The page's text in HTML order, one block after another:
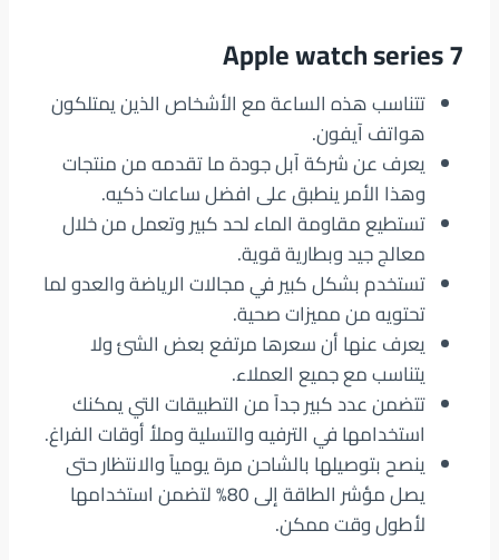
Apple watch series 7
تتناسب هذه الساعة مع الأشخاص الذين يمتلكون
هواتف آيفون.
يعرف عن شركة آبل جودة ما تقدمه من منتجات
وهذا الأمر ينطبق على افضل ساعات ذكيه.
تستطيع مقاومة الماء لحد كبير وتعمل من خلال
معالج جيد وبطارية قوية.
تستخدم بشكل كبير في مجالات الرياضة والعدو لما
تحتويه من مميزات صحية.
يعرف عنها أن سعرها مرتفع بعض الشئ ولا
يتناسب مع جميع العملاء.
تتضمن عدد كبير جداً من التطبيقات التي يمكنك
استخدامها في الترفيه والتسلية وملأ أوقات الفراغ.
ينصح بتوصيلها بالشاحن مرة يومياً والانتظار حتى
يصل مؤشر الطاقة إلى 80% لتضمن استخدامها
لأطول وقت ممكن.